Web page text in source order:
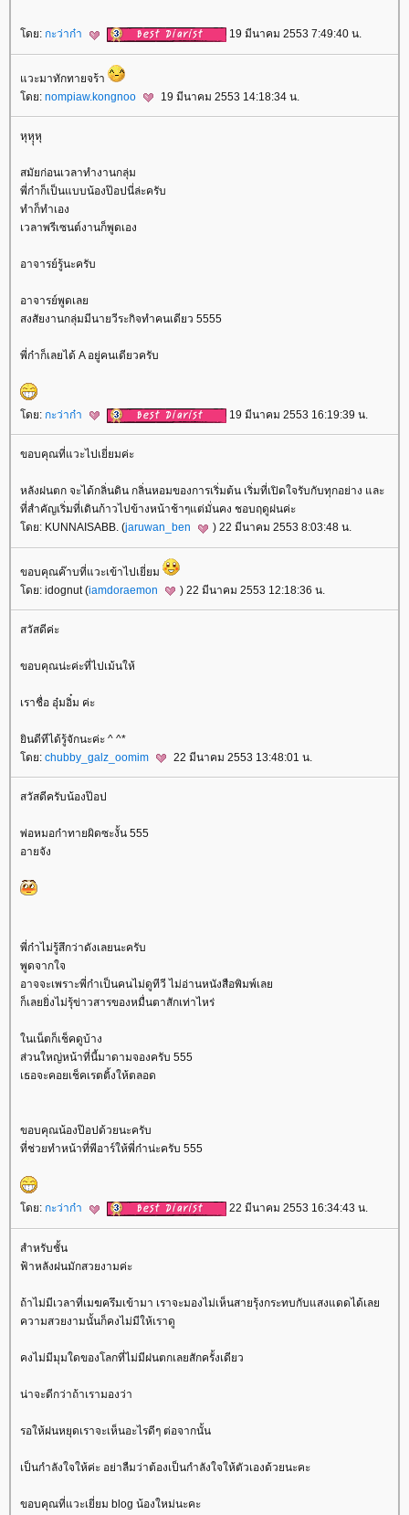
ดย: กะว่าก๋า 19 มีนาคม 2553 7:49:40 น.
วะมาทักทายจร้า
ดย: nompiaw.kongnoo 19 มีนาคม 2553 14:18:34 น.
หุหุุหุ
สมัยก่อนเวลาทำงานกลุ่ม
พี่ก๋าก็เป็นแบบน้องป๊อปนี่ล่ะครับ
ทำก็ทำเอง
เวลาพรีเซนต์งานก็พูดเอง
อาจารย์รู้นะครับ
อาจารย์พูดเล
สงสัยงานกลุ่มมีนายวีระกิจทำคนเดียว 5555
พี่ก๋าก็เลยได้ A อยู่คนเดียวครับ
ดย: กะว่าก๋า 19 มีนาคม 2553 16:19:39 น.
ขอบคุณที่แวะไปเยี่ยมค่ะ
หลังฝนตก จะได้กลิ่นดิน กลิ่นหอมของการเริ่มต้น เริ่มที่เปิดใจรับกับทุกอย่าง และ
ที่สำคัญเริ่มที่เดินก้าวไปข้างหน้าช้าๆแต่มั่นคง ชอบฤดูฝนค่ะ
ดย: KUNNAISABB. (jaruwan_ben ) 22 มีนาคม 2553 8:03:48 น.
ขอบคุณค๊าบที่แวะเข้าไปเยี่ยม
ดย: idognut (iamdoraemon ) 22 มีนาคม 2553 12:18:36 น.
สวัสดีค่ะ
ขอบคุณน่ะค่ะที่ไปเม้นให้
เราชื่อ อุ๋มอิ๋ม ค่ะ
ินดีทีได้รู้จักนะค่ะ ^ ^*
ดย: chubby_galz_oomim 22 มีนาคม 2553 13:48:01 น.
สวัสดีครับน้องป๊อป
พ่อหมอก๋าทายผิดซะงั้น 555
อายจัง
พี่ก๋าไม่รู้สึกว่าดังเลยนะครับ
พูดจากใจ
อาจจะเพราะพี่ก๋าเป็นคนไม่ดูทีวี ไม่อ่านหนังสือพิมพ์เล
ก็เลยยิ่งไม่รุ้ข่าวสารของหมื่นตาสักเท่าไหร่
นเน็ตก็เช็คดูบ้าง
ส่วนใหญ่หน้าที่นี้มาดามจองครับ 555
เธอจะคอยเช็คเรตติ้งให้ตลอด
ขอบคุณน้องป๊อปด้วยนะครับ
ที่ช่วยทำหน้าที่พีอาร์ให้พี่ก๋าน่ะครับ 555
ดย: กะว่าก๋า 22 มีนาคม 2553 16:34:43 น.
สำหรับชั้น
ฟ้าหลังฝนมักสวยงามค่ะ
ถ้าไม่มีเวลาที่เมฆครึมเข้ามา เราจะมองไม่เห็นสายรุ้งกระทบกับแสงแดดได้เล
ความสวยงามนั้นก็คงไม่มีให้เราดู
คงไม่มีมุมใดของโลกที่ไม่มีฝนตกเลยสักครั้งเดียว
น่าจะดีกว่าถ้าเรามองว่า
รอให้ฝนหยุดเราจะเห็นอะไรดีๆ ต่อจากนั้น
เป็นกำลังใจให้ค่ะ อย่าลืมว่าต้องเป็นกำลังใจให้ตัวเองด้วยนะคะ
ขอบคุณที่แวะเยี่ยม blog น้องใหม่นะคะ